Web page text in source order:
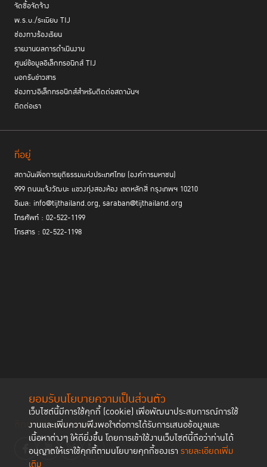
ยอมรับนโยบายความเป็นส่วนตัว
เว็บไซต์นี้มีการใช้คุกกี้ (cookie) เพื่อพัฒนาประสบการณ์การใช้
งานและเพิ่มความพึงพอใจต่อการได้รับการเสนอข้อมูลและ
เนื้อหาต่างๆ ให้ดียิ่งขึ้น โดยการเข้าใช้งานเว็บไซต์นี้ถือว่าท่านได้
อนุญาตให้เราใช้คุกกี้ตามนโยบายคุกกี้ของเรา รายละเอียดเพิ่ม
ในการบริหาร
นางสิรินยา บิซอฟ
หลักสูตร
จากหลากหลายภาคส่วนทั้งผู้กำหนดนโยบาย นักธุรกิจ ผู้ปฏิบัติงานใน
กระบวนการยุติธรรม และภาคประชาสังคม สะท้อนถึงแนวคิดของหลักนิติธรรม
ที่ต้องอาศัยการมีส่วนร่วมของทุกภาคส่วนในสังคม
ได้ที่https://tijforum.org/ตั้งแต่วันนี้ถึงวันที่ 6 พฤศจิกายน 2563
จัดซื้อจัดจ้าง
พ.ร.บ./ระเบียบ TIJ
ช่องทางร้องเรียน
รายงานผลการดำเนินงาน
ศูนย์ข้อมูลอิเล็กทรอนิกส์ TIJ
บอกรับข่าวสาร
ช่องทางอิเล็กทรอนิกส์สำหรับติดต่อสถาบันฯ
ติดต่อเรา
ที่อยู่
สถาบันเพื่อการยุติธรรมแห่งประเทศไทย (องค์การมหาชน)
999 ถนนแจ้งวัฒนะ แขวงทุ่งสองห้อง เขตหลักสี่ กรุงเทพฯ 10210
อีเมล: info@tijthailand.org, saraban@tijthailand.org
โทรศัพท์ : 02-522-1199
โทรสาร : 02-522-1198
ติดตามช่องทาง social